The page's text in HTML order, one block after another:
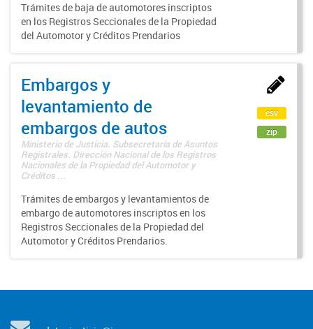
Trámites de baja de automotores inscriptos
en los Registros Seccionales de la Propiedad
del Automotor y Créditos Prendarios
Embargos y
levantamiento de
embargos de autos
Ministerio de Justicia. Subsecretaría de Asuntos
Registrales. Dirección Nacional de los Registros
Nacionales de la Propiedad del Automotor y
Créditos ...
Trámites de embargos y levantamientos de
embargo de automotores inscriptos en los
Registros Seccionales de la Propiedad del
Automotor y Créditos Prendarios.
csv
zip